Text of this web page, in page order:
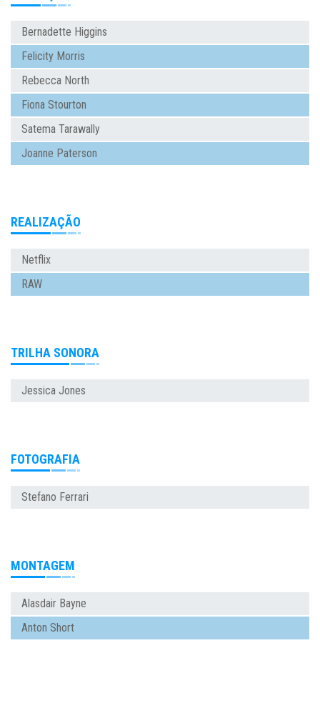
Bernadette Higgins
Felicity Morris
Rebecca North
Fiona Stourton
Satema Tarawally
Joanne Paterson
REALIZAÇÃO
Netflix
RAW
TRILHA SONORA
Jessica Jones
FOTOGRAFIA
Stefano Ferrari
MONTAGEM
Alasdair Bayne
Anton Short